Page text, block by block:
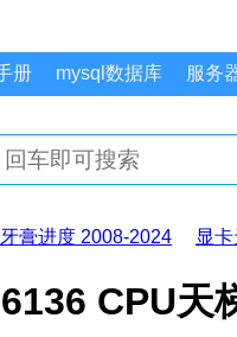
册 mysql数据库 服务
膏进度 2008-2024 显
CPU天